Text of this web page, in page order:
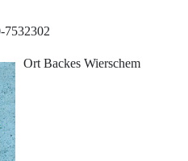
7532302
Ort Backes Wierschem